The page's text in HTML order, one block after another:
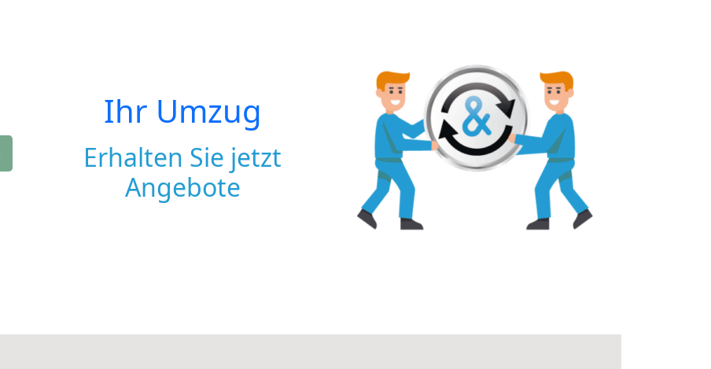
Ihr Umzug
Erhalten Sie jetzt
Angebote